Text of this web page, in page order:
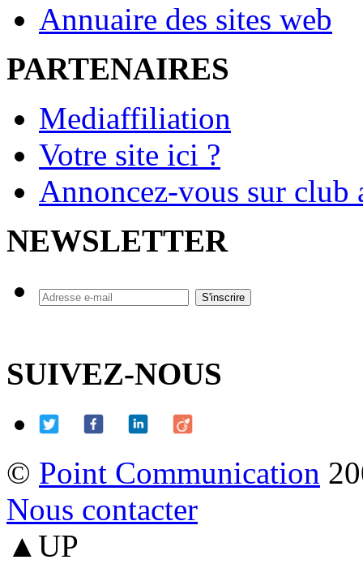
Annuaire des sites web
PARTENAIRES
Mediaffiliation
Votre site ici ?
Annoncez-vous sur
NEWSLETTER
SUIVEZ-NOUS
© Point Communication
Nous contacter
▲UP